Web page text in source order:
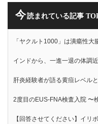
今読まれている記事
「ヤクルト1000」は潰瘍性大
インドから、一進一退の体調
肝炎経験者が語る黄疸レベル
2度目のEUS-FNA検査入院 〜
【回答させてください】イリ